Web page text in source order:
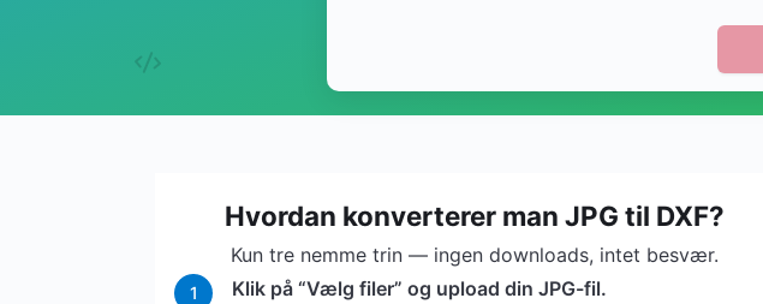
Hvordan konverterer man JPG til DXF?
Kun tre nemme trin — ingen downloads, intet besvær.
1
Klik på “Vælg filer” og upload din JPG-fil.